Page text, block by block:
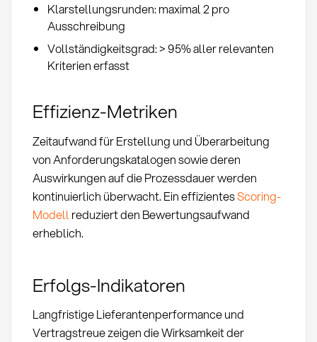
Klarstellungsrunden: maximal 2 pro
Ausschreibung
Vollständigkeitsgrad: > 95% aller relevanten
Kriterien erfasst
Effizienz-Metriken
Zeitaufwand für Erstellung und Überarbeitung
von Anforderungskatalogen sowie deren
Auswirkungen auf die Prozessdauer werden
kontinuierlich überwacht. Ein effizientesScoring-
Modellreduziert den Bewertungsaufwand
erheblich.
Erfolgs-Indikatoren
Langfristige Lieferantenperformance und
Vertragstreue zeigen die Wirksamkeit der